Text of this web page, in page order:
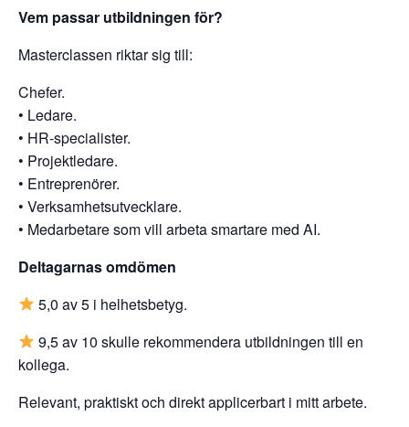
Vem passar utbildningen för?
Masterclassen riktar sig till:
Chefer.
• Ledare.
• HR-specialister.
• Projektledare.
• Entreprenörer.
• Verksamhetsutvecklare.
• Medarbetare som vill arbeta smartare med AI.
Deltagarnas omdömen
5,0 av 5 i helhetsbetyg.
9,5 av 10 skulle rekommendera utbildningen till en
kollega.
Relevant, praktiskt och direkt applicerbart i mitt arbete.